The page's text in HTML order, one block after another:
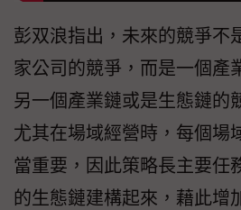
彭双浪指出，未來的競爭不
家公司的競爭，而是一個產
另一個產業鏈或是生態鏈的
尤其在場域經營時，每個場
當重要，因此策略長主要任
的生態鏈建構起來，藉此增